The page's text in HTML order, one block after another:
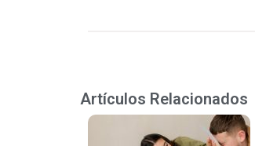
Artículos Relacionados